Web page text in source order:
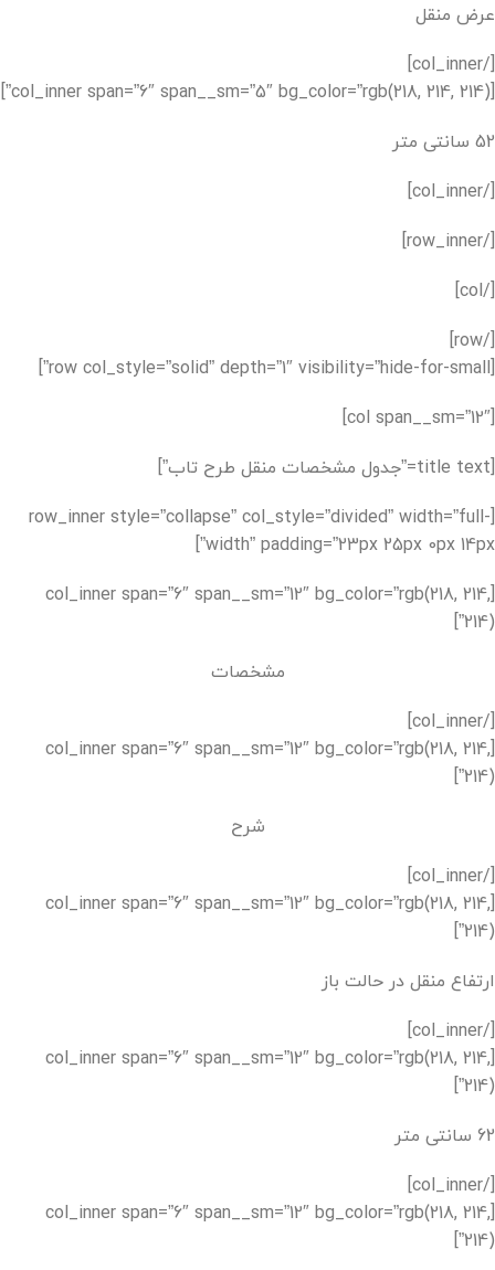
عرض منقل
[/col_inner]
[col_inner span=”6″ span__sm=”5″ bg_color=”rgb(218, 214, 214)”]
52 سانتی متر
[/col_inner]
[/row_inner]
[/col]
[/row]
[row col_style=”solid” depth=”1″ visibility=”hide-for-small”]
[col span__sm=”12″]
[title text=”جدول مشخصات منقل طرح تاب”]
[row_inner style=”collapse” col_style=”divided” width=”full-
width” padding=”23px 25px 0px 14px”]
[col_inner span=”6″ span__sm=”12″ bg_color=”rgb(218, 214,
214)”]
مشخصات
[/col_inner]
[col_inner span=”6″ span__sm=”12″ bg_color=”rgb(218, 214,
214)”]
شرح
[/col_inner]
[col_inner span=”6″ span__sm=”12″ bg_color=”rgb(218, 214,
214)”]
ارتفاع منقل در حالت باز
[/col_inner]
[col_inner span=”6″ span__sm=”12″ bg_color=”rgb(218, 214,
214)”]
62 سانتی متر
[/col_inner]
[col_inner span=”6″ span__sm=”12″ bg_color=”rgb(218, 214,
214)”]